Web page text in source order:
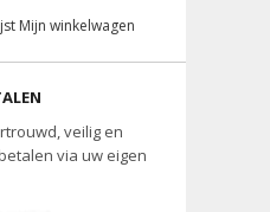
Mijn winkelwagen
veilig en
via uw eigen